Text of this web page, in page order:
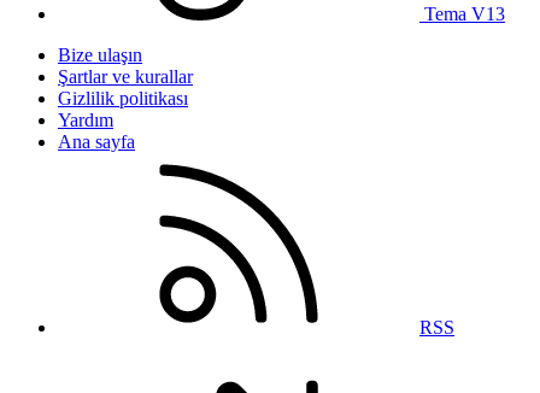
Tema V13
Bize ulaşın
Şartlar ve kurallar
Gizlilik politikası
Yardım
Ana sayfa
RSS